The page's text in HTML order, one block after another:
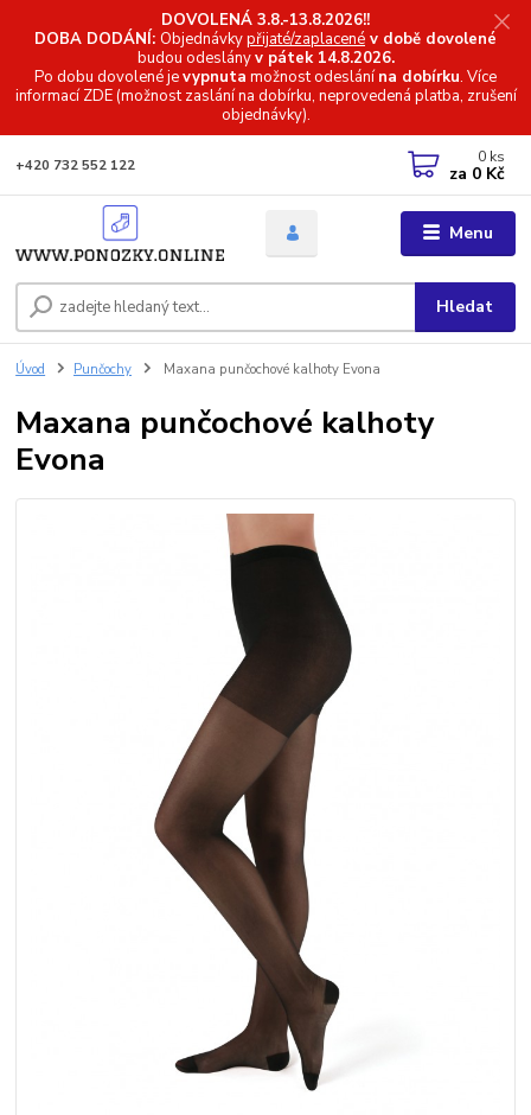
DOVOLENÁ 3.8.-13.8.2026!!
DOBA DODÁNÍ: Objednávkypřijaté/zaplacené v době dovolené
budou odeslányv pátek 14.8.2026.
Po dobu dovolené jevypnuta možnost odeslánína dobírku. Více
informacíZDE (možnost zaslání na dobírku, neprovedená platba, zrušení
objednávky).
Menu
Hledat
+420 732 552 122 0 ks
za 0 Kč
Úvod Punčochy Maxana punčochové kalhoty Evona
Maxana punčochové kalhoty
Evona